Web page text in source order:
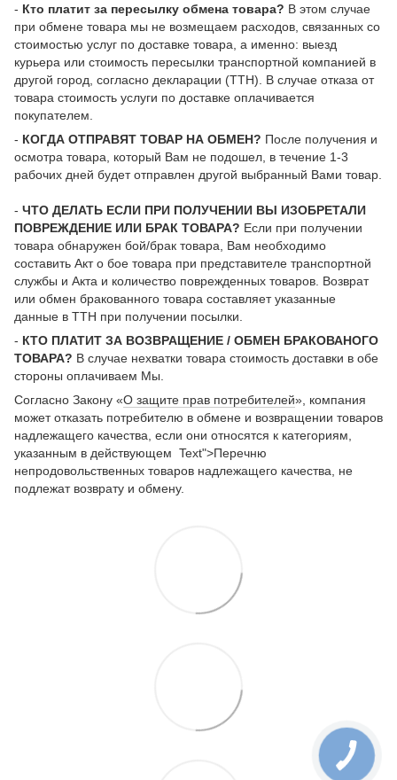
- Кто платит за пересылку обмена товара? В этом случае
при обмене товара мы не возмещаем расходов, связанных со
стоимостью услуг по доставке товара, а именно: выезд
курьера или стоимость пересылки транспортной компанией в
другой город, согласно декларации (ТТН). В случае отказа от
товара стоимость услуги по доставке оплачивается
покупателем.
- КОГДА ОТПРАВЯТ ТОВАР НА ОБМЕН? После получения и
осмотра товара, который Вам не подошел, в течение 1-3
рабочих дней будет отправлен другой выбранный Вами товар.
- ЧТО ДЕЛАТЬ ЕСЛИ ПРИ ПОЛУЧЕНИИ ВЫ ИЗОБРЕТАЛИ
ПОВРЕЖДЕНИЕ ИЛИ БРАК ТОВАРА? Если при получении
товара обнаружен бой/брак товара, Вам необходимо
составить Акт о бое товара при представителе транспортной
службы и Акта и количество поврежденных товаров. Возврат
или обмен бракованного товара составляет указанные
данные в ТТН при получении посылки.
- КТО ПЛАТИТ ЗА ВОЗВРАЩЕНИЕ / ОБМЕН БРАКОВАНОГО
ТОВАРА? В случае нехватки товара стоимость доставки в обе
стороны оплачиваем Мы.
Согласно Закону «О защите прав потребителей», компания
может отказать потребителю в обмене и возвращении товаров
надлежащего качества, если они относятся к категориям,
указанным в действующем Text">Перечню
непродовольственных товаров надлежащего качества, не
подлежат возврату и обмену.